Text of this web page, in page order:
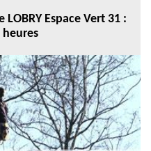
LOBRY Espace Vert 31 :